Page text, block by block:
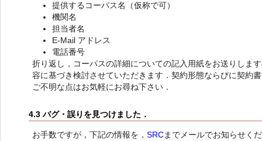
提供するコーパス名（仮称で可）
機関名
担当者名
E-Mail アドレス
電話番号
折り返し，コーパスの詳細についての記入用紙をお送りしま
容に基づき検討させていただきます．契約形態ならびに契約
ご不明な点はお気軽にお尋ね下さい．
4.3 バグ・誤りを見つけました．
お手数ですが，下記の情報を，SRC までメールでお知らせく